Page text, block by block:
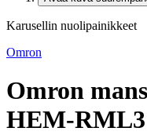
Karusellin nuolipainikkeet
Omron
Omron
HEM-